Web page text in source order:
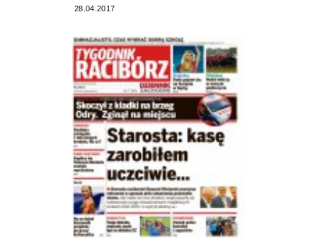
28.04.2017